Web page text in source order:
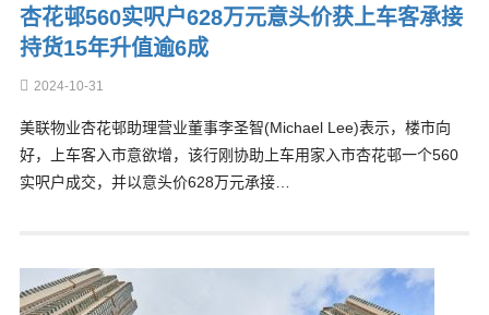
杏花邨560实呎户628万元意头价获上车客承接
持货15年升值逾6成
2024-10-31
美联物业杏花邨助理营业董事李圣智(Michael Lee)表示，楼市向
好，上车客入市意欲增，该行刚协助上车用家入市杏花邨一个560
实呎户成交，并以意头价628万元承接…